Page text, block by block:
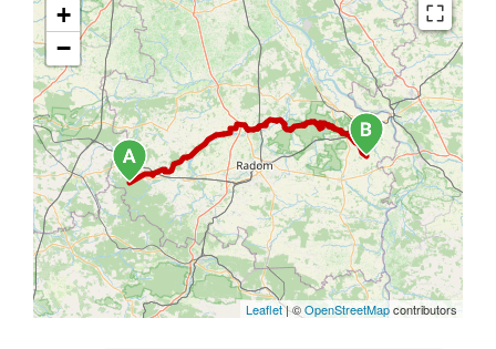
+
−
Leaflet|©OpenStreetMapcontributors